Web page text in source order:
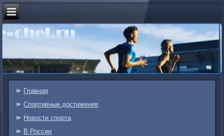
Главная
Спортивные достижения
Новости спорта
В России